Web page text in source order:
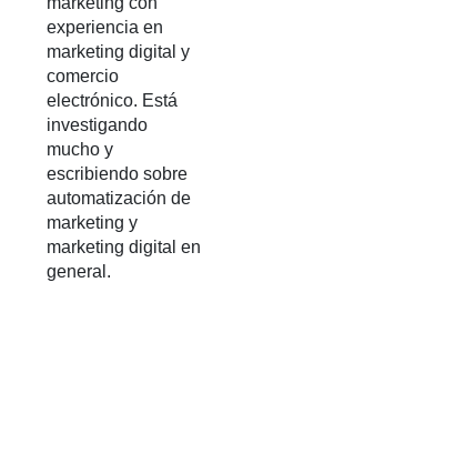
experiencia en
marketing digital y
comercio
electrónico. Está
investigando
mucho y
escribiendo sobre
automatización de
marketing y
marketing digital en
general.